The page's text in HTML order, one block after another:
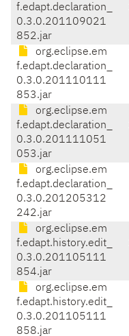
f.edapt.declaration_
0.3.0.201109021
852.jar
org.eclipse.em
f.edapt.declaration_
0.3.0.201110111
853.jar
org.eclipse.em
f.edapt.declaration_
0.3.0.201111051
053.jar
org.eclipse.em
f.edapt.declaration_
0.3.0.201205312
242.jar
org.eclipse.em
f.edapt.history.edit_
0.3.0.201105111
854.jar
org.eclipse.em
f.edapt.history.edit_
0.3.0.201105111
858.jar